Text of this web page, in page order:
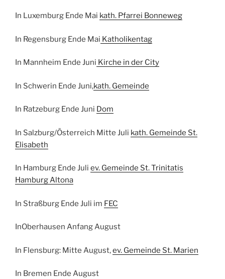
In Luxemburg Ende Mai kath. Pfarrei Bonneweg
In Regensburg Ende Mai Katholikentag
In Mannheim Ende Juni Kirche in der City
In Schwerin Ende Juni,kath. Gemeinde
In Ratzeburg Ende Juni Dom
In Salzburg/Österreich Mitte Juli kath. Gemeinde St.
Elisabeth
In Hamburg Ende Juli ev. Gemeinde St. Trinitatis
Hamburg Altona
In Straßburg Ende Juli im FEC
InOberhausen Anfang August
In Flensburg: Mitte August,ev. Gemeinde St. Marien
In Bremen Ende August